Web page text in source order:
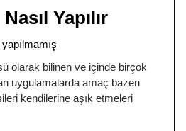
Yapılır
olarak bilinen ve içinde birçok
uygulamalarda amaç bazen
kendilerine aşık etmeleri